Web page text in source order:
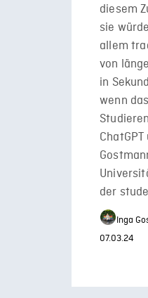
diesem
sie
allem
von
in
wenn
der
Inga
07.03.24